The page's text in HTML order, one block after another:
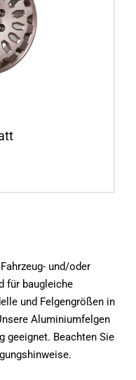
2006
und/oder
für baugleiche
und Felgengrößen in
Aluminiumfelgen
geeignet. Beachten Sie